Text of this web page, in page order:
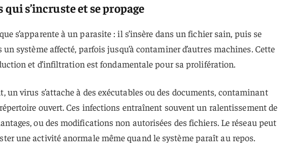
qui s’incruste et se propage
s’apparente à un parasite : il s’insère dans un fichier sain, puis se
système affecté, parfois jusqu’à contaminer d’autres machines. Cette
et d’infiltration est fondamentale pour sa prolifération.
un virus s’attache à des exécutables ou des documents, contaminant
ouvert. Ces infections entraînent souvent un ralentissement de
ou des modifications non autorisées des fichiers. Le réseau peut
une activité anormale même quand le système paraît au repos.